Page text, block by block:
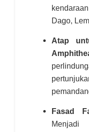
Dago,
Atap
Fasad
Menjadi